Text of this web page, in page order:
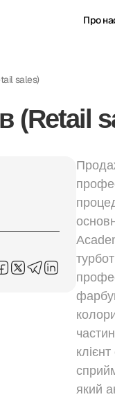
Про
sales)
(Retail
який